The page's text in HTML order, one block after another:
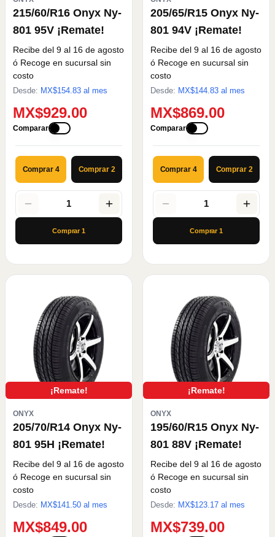
215/60/R16 Onyx Ny-
801 95V ¡Remate!
Recibe del 9 al 16 de agosto
ó Recoge en sucursal sin
costo
Desde: MX$154.83 al mes
MX$929.00
Comparar
Comprar 4 Comprar 2
1
Comprar1
205/65/R15 Onyx Ny-
801 94V ¡Remate!
Recibe del 9 al 16 de agosto
ó Recoge en sucursal sin
costo
Desde: MX$144.83 al mes
MX$869.00
Comparar
Comprar 4 Comprar 2
1
Comprar1
¡Remate!
ONYX
205/70/R14 Onyx Ny-
801 95H ¡Remate!
Recibe del 9 al 16 de agosto
ó Recoge en sucursal sin
costo
Desde: MX$141.50 al mes
MX$849.00
¡Remate!
ONYX
195/60/R15 Onyx Ny-
801 88V ¡Remate!
Recibe del 9 al 16 de agosto
ó Recoge en sucursal sin
costo
Desde: MX$123.17 al mes
MX$739.00